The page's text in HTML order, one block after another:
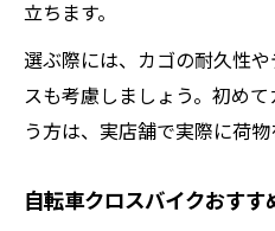
立ちます。
選ぶ際には、カゴの耐久性
スも考慮しましょう。初め
う方は、実店舗で実際に荷物
自転車クロスバイクおす